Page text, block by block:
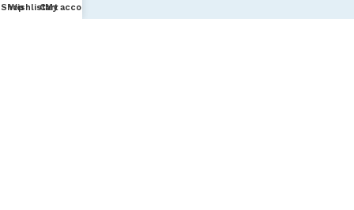
Personvern
Shop
WishlistCart
My account